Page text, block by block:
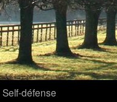
Self-défense